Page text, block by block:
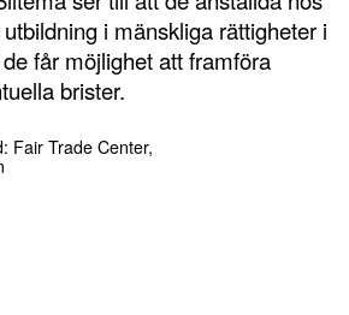
i mänskliga rättigheter i
får möjlighet att framföra
brister.
Fair Trade Center,